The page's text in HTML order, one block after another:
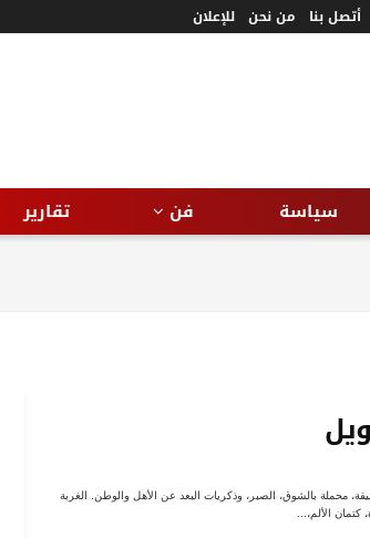
أتصل بنا من نحن للإعلان
سياسة فن تقارير
محملة بالشوق، الصبر، وذكريات البعد عن الأهل والوطن. الغربة
الألم،...